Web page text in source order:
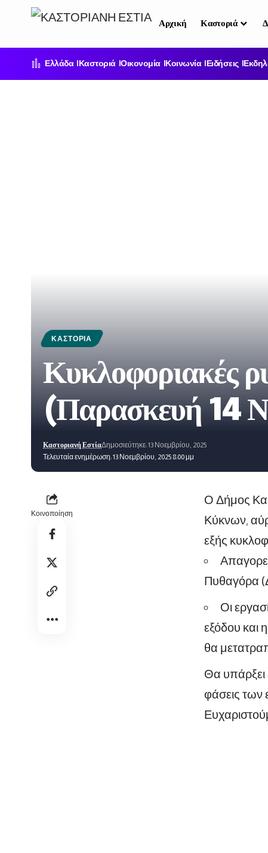
Αρχική Καστοριά
Ελλάδα Καστοριά Οικονομία Κοινωνία Ειδήσεις
ΚΑΣΤΟΡΙΆ
Κυκλοφοριακές
(Παρασκευή 14
Τελευταία ενημέρωση: 13 Νοεμβρίου, 2025 8:00 μμ
Καστοριανή ΕστίαΔημοσιεύτηκε: 13 Νοεμβρίου, 2025
Κοινοποίηση
Ο Δήμος
Κύκνων,
εξής
Πυθαγόρα
Οι
εξόδου και
θα
Θα υπάρξει
φάσεις των